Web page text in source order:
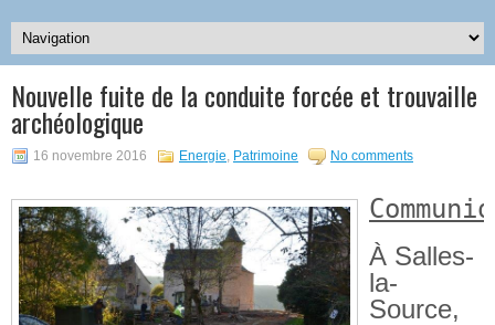
Nouvelle fuite de la conduite forcée et trouvaille
archéologique
16 novembre 2016 Energie, Patrimoine No comments
À Salles-
la-
Source,